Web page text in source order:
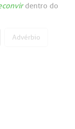
dentro do
Advérbio